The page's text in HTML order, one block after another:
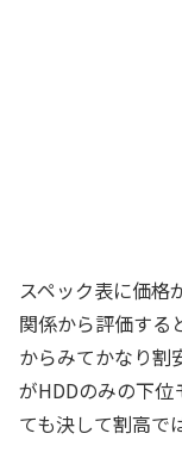
スペック表に価格
関係から評価する
からみてかなり割
がHDDのみの下
ても決して割高で